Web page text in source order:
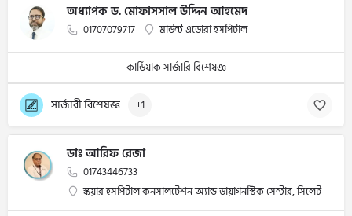
অধ্যাপক ড. মোফাসসাল উদ্দিন আহমেদ
01707079717 মাউন্ট এডোরা হসপিটাল
কার্ডিয়াক সার্জারি বিশেষজ্ঞ
সার্জারী বিশেষজ্ঞ +1
ডাঃ আরিফ রেজা
01743446733
স্কয়ার হসপিটাল কনসালটেশন অ্যান্ড ডায়াগনস্টিক সেন্টার, সিলেট